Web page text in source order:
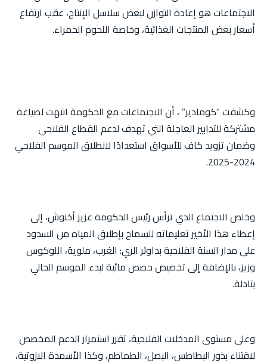
الاجتماعات هو إعادة التوازن لبعض سلاسل الإنتاج، عقب ارتفاع
أسعار بعض المنتجات الغذائية، وخاصة اللحوم الحمراء.
وكشفت “كومادير” ، أن الاجتماعات مع الحكومة انتهت لصياغة
مشتركة للتدابير العاجلة التي تهدف لدعم القطاع الفلاحي
وضمان تزويد كاف للأسواق استعدادًا لانطلاق الموسم الفلاحي
2024-2025.
وخلص الاجتماع الذي ترأس رئيس الحكومة عزيز أخنوش، إلى
إعطاء هذا الأخير تعليماته للسماح بإطلاق المياه من السدود
على مدار السنة الفلاحية بداوئر الري: الغرب، ملوية، اللوكوس
وزيز، بالإضافة إلى تخصيص حصص مائية لبدء الموسم الحالي
بتادلة.
وعلى مستوى المدخلات الفلاحية، تقرر استمرار الدعم المخصص
لاقتناء بذور البطاطس، البصل، الطماطم، وكذا الأسمدة الازوتية،